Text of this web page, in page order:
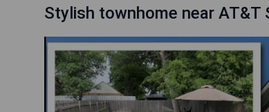
Stylish townhome near AT&T